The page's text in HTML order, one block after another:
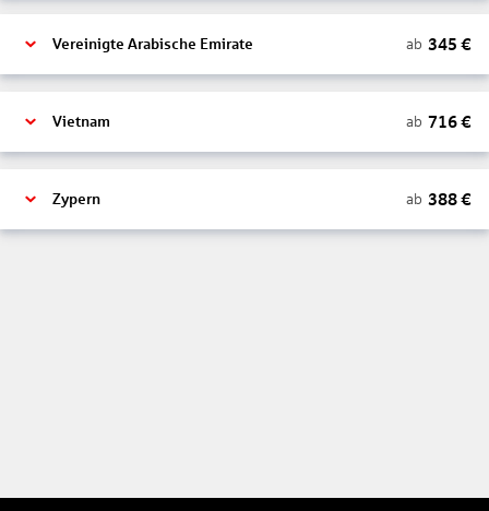
Vereinigte Arabische Emirate ab 345 €
Vietnam ab 716€
Zypern ab 388€